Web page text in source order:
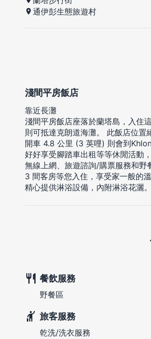
通伊彭生態旅遊村
淺間平房飯店
靠近長灘
淺間平房飯店座落於蘭塔島，入住
則可抵達克朗道海灘。 此飯店位置
開車 4.8 公里 (3 英哩) 則會到
好好享受腳踏車出租等等休閒活動
無線上網、旅遊諮詢/購票服務和野
3 間客房等您入住，享受家一般的
精心提供淋浴設備，內附淋浴花灑
餐飲服務
野餐區
旅客服務
乾洗/洗衣服務